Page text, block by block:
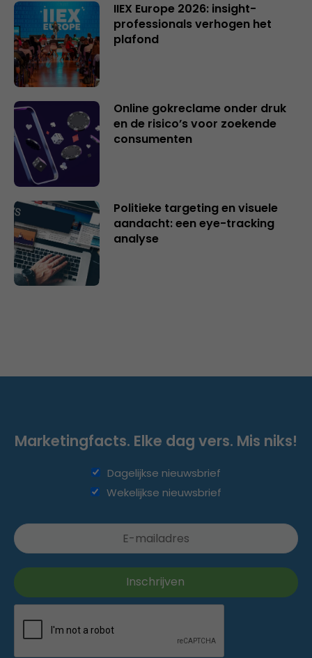
IIEX Europe 2026: insight-
professionals verhogen het
plafond
Online gokreclame onder druk
en de risico’s voor zoekende
consumenten
Politieke targeting en visuele
aandacht: een eye-tracking
analyse
Marketingfacts. Elke dag vers. Mis niks!
Dagelijkse nieuwsbrief
Wekelijkse nieuwsbrief